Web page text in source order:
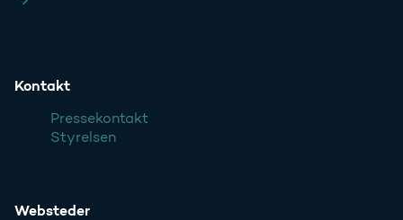
Kontakt
Pressekontakt
Styrelsen
Websteder